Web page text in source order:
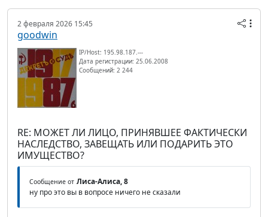
2 февраля 2026 15:45
goodwin
IP/Host: 195.98.187.---
Дата регистрации: 25.06.2008
Сообщений: 2 244
RE: МОЖЕТ ЛИ ЛИЦО, ПРИНЯВШЕЕ ФАКТИЧЕСКИ
НАСЛЕДСТВО, ЗАВЕЩАТЬ ИЛИ ПОДАРИТЬ ЭТО
ИМУЩЕСТВО?
Сообщение от Лиса-Алиса, 8
ну про это вы в вопросе ничего не сказали